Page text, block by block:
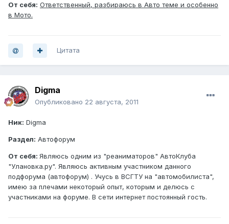
От себя: Ответственный, разбираюсь в Авто теме и особенно
в Мото.
Цитата
Digma
Опубликовано 22 августа, 2011
Ник: Digma
Раздел: Автофорум
От себя: Являюсь одним из "реаниматоров" АвтоКлуба
"Улановка.ру". Являюсь активным участником данного
подфорума (автофорум) . Учусь в ВСГТУ на "автомобилиста",
имею за плечами некоторый опыт, которым и делюсь с
участниками на форуме. В сети интернет постоянный гость.